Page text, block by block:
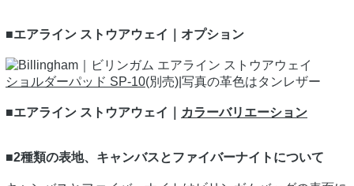
■エアライン ストウアウェイ｜オプション
ショルダーパッド SP-10(別売)|写真の革色はタンレザー
■エアライン ストウアウェイ｜ カラーバリエーション
■2種類の表地、キャンバスとファイバーナイトについて